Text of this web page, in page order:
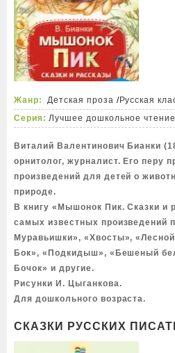
Жанр: Детская проза /Русская
Серия: Лучшее дошкольное чтение
Виталий Валентинович Бианки
орнитолог, журналист. Его перу
произведений для детей о
природе.
В книгу «Мышонок Пик. Сказки и
самых известных произведений
Муравьишки», «Хвосты»,
Бок», «Подкидыш», «Бешеный
Бочок» и другие.
Рисунки И. Цыганкова.
Для дошкольного возраста.
СКАЗКИ РУССКИХ